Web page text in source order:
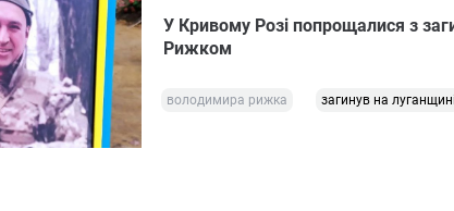
У Кривому Розі попрощалися з
Рижком
володимира рижка загинув на луганщині